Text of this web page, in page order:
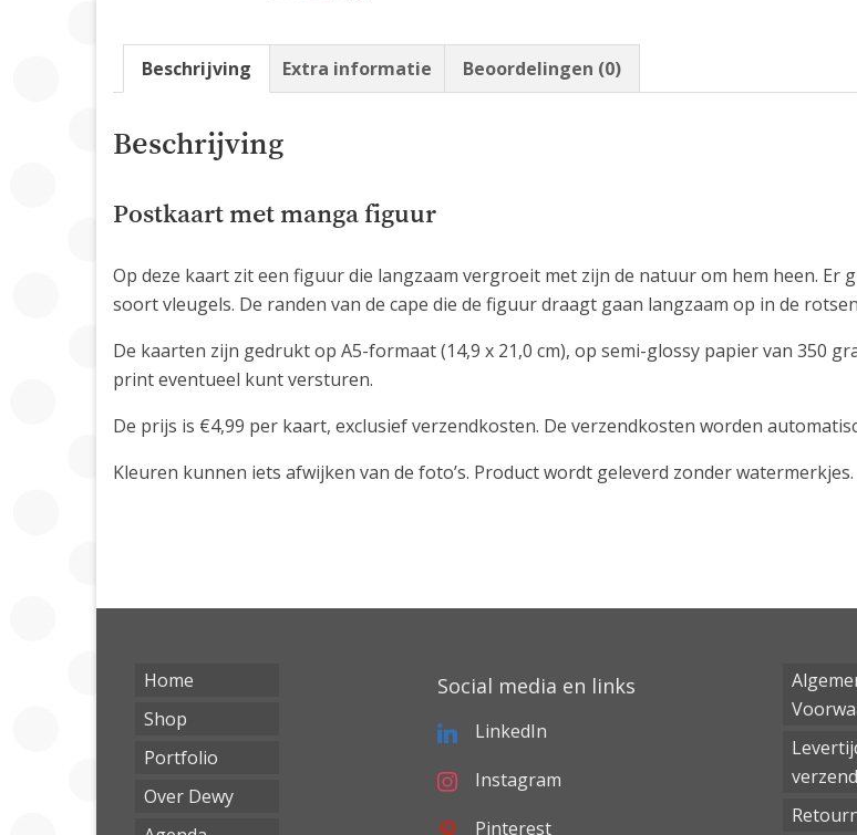
Beschrijving Extra informatie Beoordelingen (0)
Beschrijving
Postkaart met manga figuur
Op deze kaart zit een figuur die langzaam vergroeit met zijn de natuur om hem heen.
soort vleugels. De randen van de cape die de figuur draagt gaan langzaam op in de
De kaarten zijn gedrukt op A5-formaat (14,9 x 21,0 cm), op semi-glossy papier van 350
print eventueel kunt versturen.
De prijs is €4,99 per kaart, exclusief verzendkosten. De verzendkosten worden
Kleuren kunnen iets afwijken van de foto’s. Product wordt geleverd zonder watermerkjes.
Home
Shop
Portfolio
Over Dewy
Social media en links
LinkedIn
Instagram
Pinterest